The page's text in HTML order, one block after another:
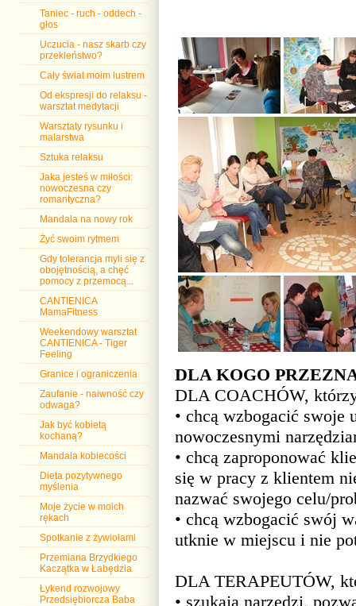
Taniec - ruch - oddech -
głos
Uczucia - nasz skarb czy
przekleństwo?
Cały świat moim lustrem
Od ekspresji do relaksu -
warsztat medytacji
Warsztaty rysunku i
malarstwa
Sztuka relaksu
Jaka jesteś w miłości:
nowoczesna czy
romantyczna?
Mandala na nowy rok
Żyć swoim rytmem
Gdy tolerancja myli się z
obojętnością, a chęć
pomocy z przemocą...
CANTIENICA
MamaFitness
Weekendowy warsztat
CANTIENICA - Tiger
Feeling
Granice i ograniczenia
Zaufanie - naiwność czy
odwaga?
Jak być kobietą
kochaną?
Mandala kobiecości
Dieta pozytywnego
myślenia
Moje życie w moich
rękach
Spotkanie z żywiołami
Przemiana Brzydkiego
Kaczątka w Łabędzia
Łykend rozwojowy
Przedsiębiorcza Baba
DLA KOGO
DLA COACHÓW,
• chcą wzbogacić swoje
nowoczesnymi
• chcą zaproponować
się w pracy z klientem
nazwać swojego celu/
• chcą wzbogacić swój
utknie w miejscu i nie
DLA TERAPEUTÓW,
• szukają narzędzi,